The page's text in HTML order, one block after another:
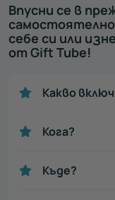
Впусни се в
себе си или
от Gift Tube!
Какво
Кога?
Къде?